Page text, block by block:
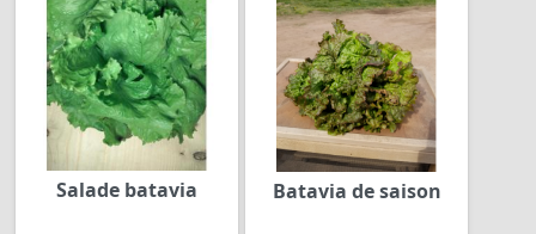
Salade batavia Batavia de saison